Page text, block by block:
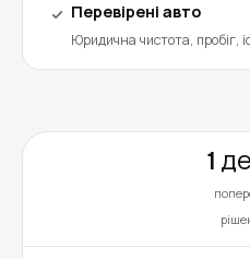
Перевірені авто
Юридична чистота, пробіг,
1